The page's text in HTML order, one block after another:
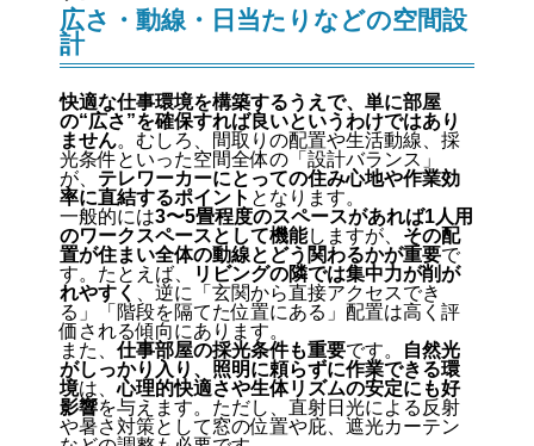
広さ・動線・日当たりなどの空間設
計
快適な仕事環境を構築するうえで、単に部屋
の“広さ”を確保すれば良いというわけではあり
ません。むしろ、間取りの配置や生活動線、採
光条件といった空間全体の「設計バランス」
が、 テレワーカーにとっての住み心地や作業効
率に直結するポイント となります。
一般的には3〜5畳程度のスペースがあれば1人用
のワークスペースとして機能しますが、 その配
置が住まい全体の動線とどう関わるかが重要で
す。たとえば、
リビングの隣では集中力が削が
れやすく
、逆に「玄関から直接アクセスでき
る」「階段を隔てた位置にある」配置は高く評
価される傾向にあります。
また、 仕事部屋の採光条件も重要です。
自然光
がしっかり入り、照明に頼らずに作業できる環
境は、心理的快適さや生体リズムの安定にも好
影響を与えます。ただし、直射日光による反射
や暑さ対策として窓の位置や庇、遮光カーテン